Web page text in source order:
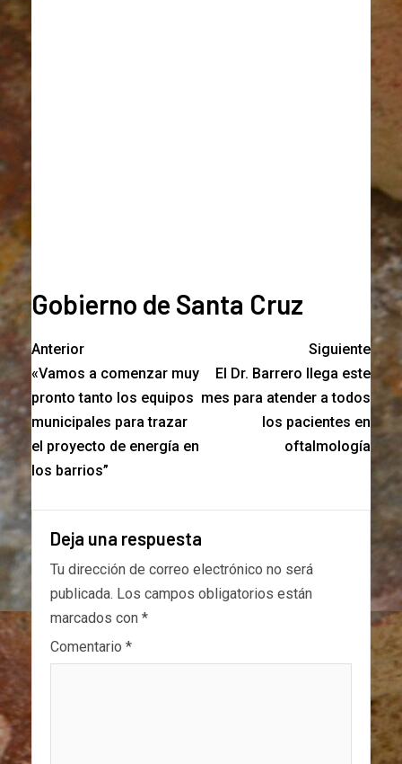
Gobierno de Santa Cruz
Anterior
«Vamos a comenzar muy
pronto tanto los equipos
municipales para trazar
el proyecto de energía en
los barrios”
Siguiente
El Dr. Barrero llega este
mes para atender a todos
los pacientes en
oftalmología
Deja una respuesta
Tu dirección de correo electrónico no será
publicada. Los campos obligatorios están
marcados con *
Comentario *